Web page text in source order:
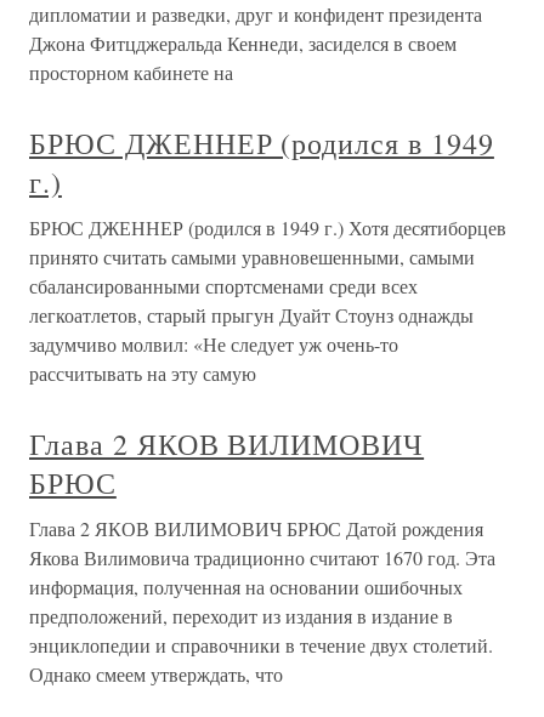
дипломатии и разведки, друг и конфидент президента
Джона Фитцджеральда Кеннеди, засиделся в своем
просторном кабинете на
БРЮС ДЖЕННЕР (родился в 1949
г.)
БРЮС ДЖЕННЕР (родился в 1949 г.) Хотя десятиборцев
принято считать самыми уравновешенными, самыми
сбалансированными спортсменами среди всех
легкоатлетов, старый прыгун Дуайт Стоунз однажды
задумчиво молвил: «Не следует уж очень-то
рассчитывать на эту самую
Глава 2 ЯКОВ ВИЛИМОВИЧ
БРЮС
Глава 2 ЯКОВ ВИЛИМОВИЧ БРЮС Датой рождения
Якова Вилимовича традиционно считают 1670 год. Эта
информация, полученная на основании ошибочных
предположений, переходит из издания в издание в
энциклопедии и справочники в течение двух столетий.
Однако смеем утверждать, что